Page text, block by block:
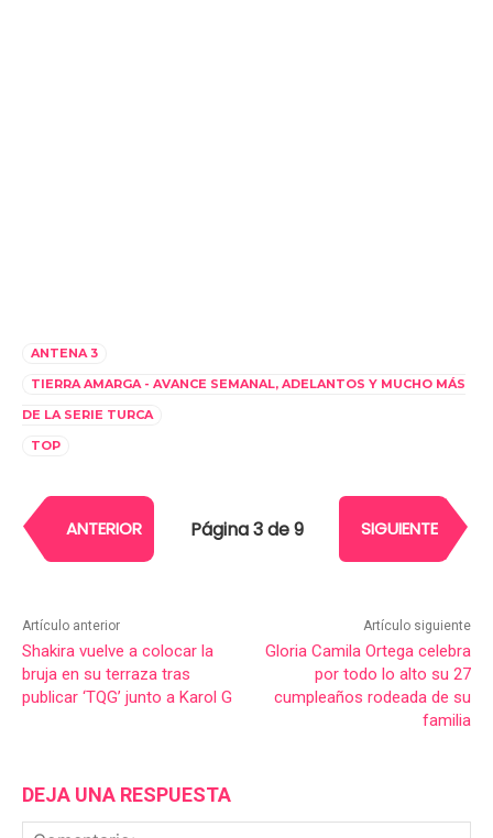
ANTENA 3
TIERRA AMARGA - AVANCE SEMANAL, ADELANTOS Y MUCHO MÁS
DE LA SERIE TURCA
TOP
ANTERIOR Página 3 de 9 SIGUIENTE
Artículo anterior
Shakira vuelve a colocar la
bruja en su terraza tras
publicar ‘TQG’ junto a Karol G
Artículo siguiente
Gloria Camila Ortega celebra
por todo lo alto su 27
cumpleaños rodeada de su
familia
DEJA UNA RESPUESTA